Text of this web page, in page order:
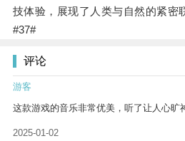
技体验，展现了人类与自然的紧密
#37#
评论
游客
这款游戏的音乐非常优美，听了让人心旷
2025-01-02